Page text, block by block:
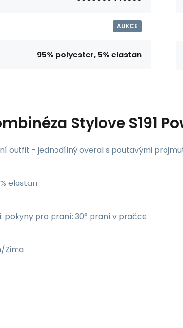
AUKCE
95% polyester, 5% elastan
Stylove S191
outfit - jednodílný overal s poutavými
elastan
pokyny pro praní: 30° praní v pračce
Zima